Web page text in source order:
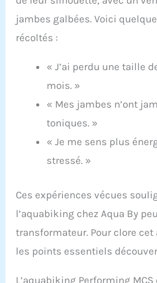
jambes galbées. Voici
récoltés :
« J’ai perdu une taille
mois. »
« Mes jambes n’ont
toniques. »
« Je me sens plus
stressé. »
Ces expériences vécues
l’aquabiking chez Aqua By
transformateur. Pour clore
les points essentiels
L’aquabiking Performing